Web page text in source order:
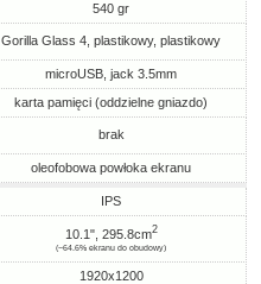
540 gr
Gorilla Glass 4, plastikowy, plastikowy
microUSB, jack 3.5mm
karta pamięci (oddzielne gniazdo)
brak
oleofobowa powłoka ekranu
IPS
10.1", 295.8cm2
(~64.6% ekranu do obudowy)
1920x1200